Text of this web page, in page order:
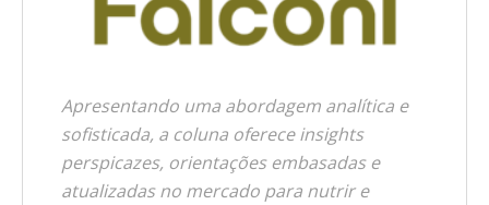
Apresentando uma abordagem analítica e
sofisticada, a coluna oferece insights
perspicazes, orientações embasadas e
atualizadas no mercado para nutrir e